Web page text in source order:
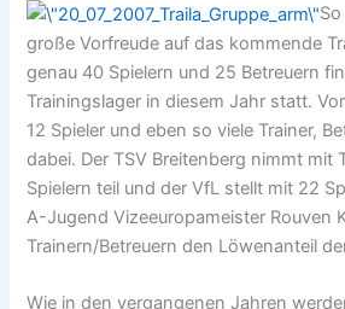
große Vorfreude auf das kommende
genau 40 Spielern und 25 Betreuern
Trainingslager in diesem Jahr statt.
12 Spieler und eben so viele Trainer,
dabei. Der TSV Breitenberg nimmt mit
Spielern teil und der VfL stellt mit 22
A-Jugend Vizeeuropameister Rouven
Trainern/Betreuern den Löwenanteil
Wie in den vergangenen Jahren